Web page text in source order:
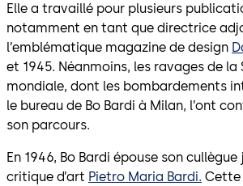
Elle a travaillé pour plusieurs
notamment en tant que directrice
l’emblématique magazine de design
et 1945. Néanmoins, les ravages de la
mondiale, dont les bombardements
le bureau de Bo Bardi à Milan, l’ont
son parcours.
En 1946, Bo Bardi épouse son
critique d’art Pietro Maria Bardi. Cette